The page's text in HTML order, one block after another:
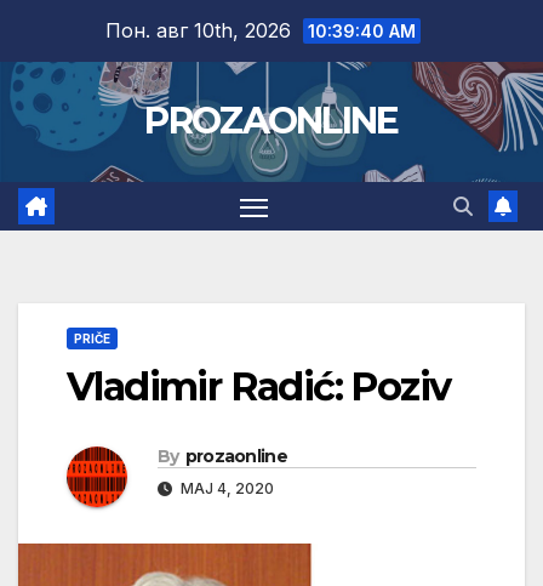
content
Пон. авг 10th, 2026 10:39:41 AM
PROZAONLINE
PRIČE
Vladimir Radić: Poziv
By prozaonline
МАЈ 4, 2020